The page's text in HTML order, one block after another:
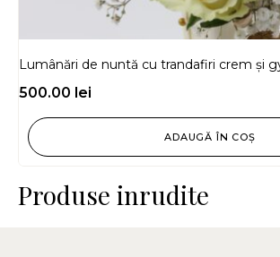
Lumânări de nuntă cu trandafiri crem și
500.00 lei
ADAUGĂ ÎN COȘ
Produse inrudite